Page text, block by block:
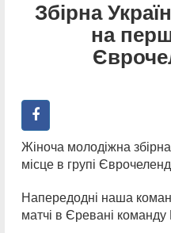
Збірна
на
Жіноча молодіжна
місце в групі
Напередодні наша
матчі в Єревані